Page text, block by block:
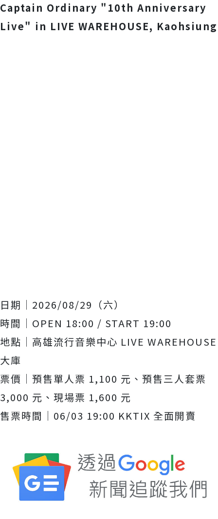
Captain Ordinary "10th Anniversary
Live" in LIVE WAREHOUSE, Kaohsiung
日期｜2026/08/29（六）
時間｜OPEN 18:00 / START 19:00
地點｜高雄流行音樂中心 LIVE WAREHOUSE
大庫
票價｜預售單人票 1,100 元、預售三人套票
3,000 元、現場票 1,600 元
售票時間｜06/03 19:00 KKTIX 全面開賣